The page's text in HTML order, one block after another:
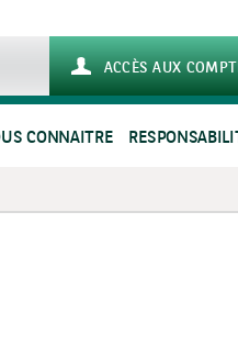
ACCÈS AUX
CONNAITRE